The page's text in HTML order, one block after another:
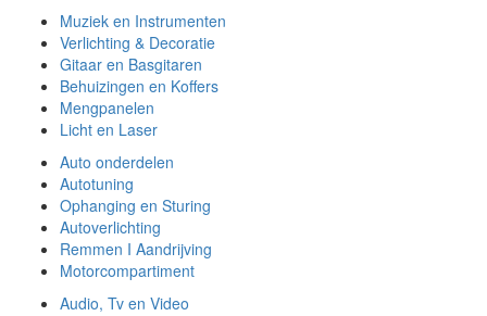
Muziek en Instrumenten
Verlichting & Decoratie
Gitaar en Basgitaren
Behuizingen en Koffers
Mengpanelen
Licht en Laser
Auto onderdelen
Autotuning
Ophanging en Sturing
Autoverlichting
Remmen I Aandrijving
Motorcompartiment
Audio, Tv en Video